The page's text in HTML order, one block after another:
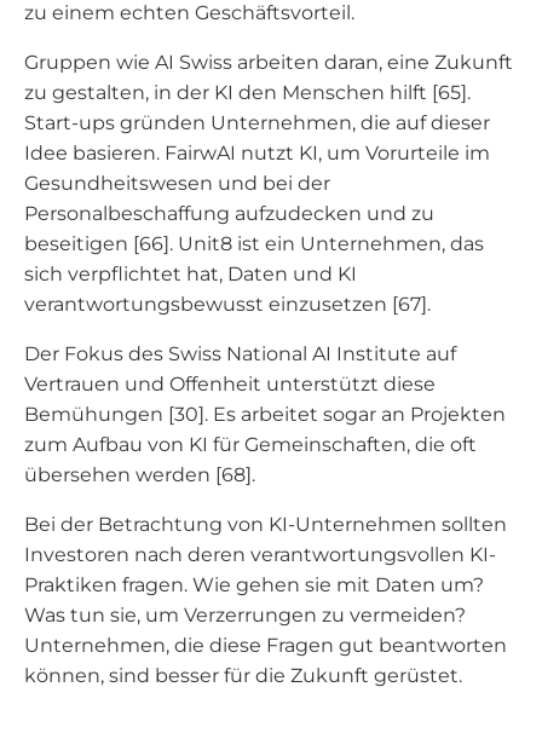
zu einem echten Geschäftsvorteil.
Gruppen wie AI Swiss arbeiten daran, eine Zukunft
zu gestalten, in der KI den Menschen hilft [65].
Start-ups gründen Unternehmen, die auf dieser
Idee basieren. FairwAI nutzt KI, um Vorurteile im
Gesundheitswesen und bei der
Personalbeschaffung aufzudecken und zu
beseitigen [66]. Unit8 ist ein Unternehmen, das
sich verpflichtet hat, Daten und KI
verantwortungsbewusst einzusetzen [67].
Der Fokus des Swiss National AI Institute auf
Vertrauen und Offenheit unterstützt diese
Bemühungen [30]. Es arbeitet sogar an Projekten
zum Aufbau von KI für Gemeinschaften, die oft
übersehen werden [68].
Bei der Betrachtung von KI-Unternehmen sollten
Investoren nach deren verantwortungsvollen KI-
Praktiken fragen. Wie gehen sie mit Daten um?
Was tun sie, um Verzerrungen zu vermeiden?
Unternehmen, die diese Fragen gut beantworten
können, sind besser für die Zukunft gerüstet.